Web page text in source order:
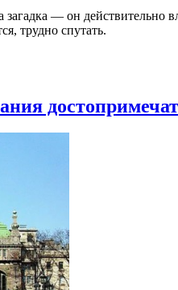
загадка — он
трудно спутать.